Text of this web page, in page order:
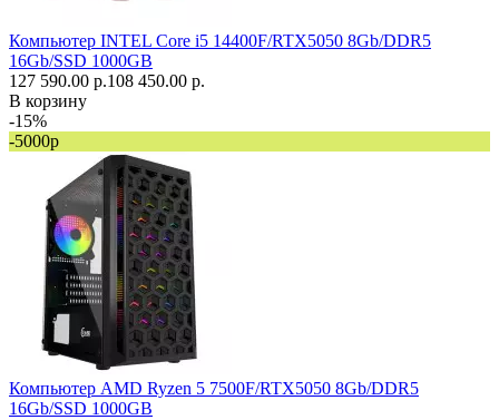
Компьютер INTEL Core i5 14400F/RTX5050 8Gb/DDR5
16Gb/SSD 1000GB
127 590.00 р.108 450.00 р.
В корзину
-15%
-5000р
Компьютер AMD Ryzen 5 7500F/RTX5050 8Gb/DDR5
16Gb/SSD 1000GB